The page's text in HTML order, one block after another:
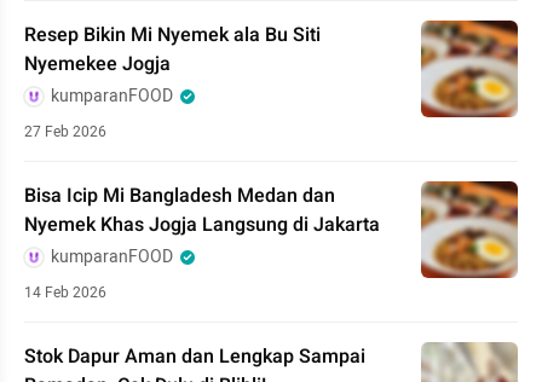
Resep Bikin Mi Nyemek ala Bu Siti
Nyemekee Jogja
kumparanFOOD
27 Feb 2026
Bisa Icip Mi Bangladesh Medan dan
Nyemek Khas Jogja Langsung di Jakarta
kumparanFOOD
14 Feb 2026
Stok Dapur Aman dan Lengkap Sampai